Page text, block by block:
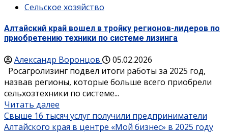
Сельское хозяйство
Алтайский край вошел в тройку регионов-лидеров по
приобретению техники по системе лизинга
Александр Воронцов
05.02.2026
Росагролизинг подвел итоги работы за 2025 год,
назвав регионы, которые больше всего приобрели
сельхозтехники по системе...
Читать далее
Свыше 16 тысяч услуг получили предприниматели
Алтайского края в центре «Мой бизнес» в 2025 году